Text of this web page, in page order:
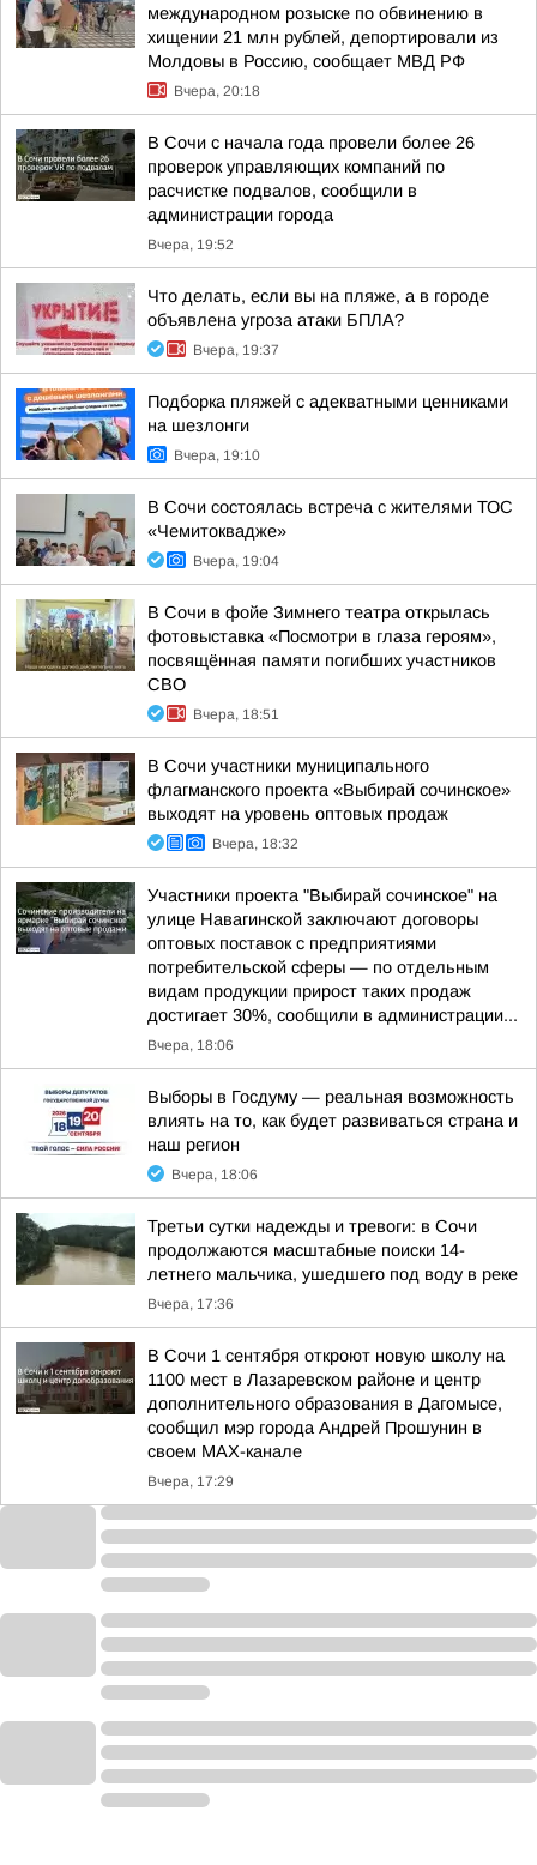
международном розыске по обвинению в
хищении 21 млн рублей, депортировали из
Молдовы в Россию, сообщает МВД РФ
Вчера, 20:18
В Сочи с начала года провели более 26
проверок управляющих компаний по
расчистке подвалов, сообщили в
администрации города
Вчера, 19:52
Что делать, если вы на пляже, а в городе
объявлена угроза атаки БПЛА?
Вчера, 19:37
Подборка пляжей с адекватными ценниками
на шезлонги
Вчера, 19:10
В Сочи состоялась встреча с жителями ТОС
«Чемитоквадже»
Вчера, 19:04
В Сочи в фойе Зимнего театра открылась
фотовыставка «Посмотри в глаза героям»,
посвящённая памяти погибших участников
СВО
Вчера, 18:51
В Сочи участники муниципального
флагманского проекта «Выбирай сочинское»
выходят на уровень оптовых продаж
Вчера, 18:32
Участники проекта "Выбирай сочинское" на
улице Навагинской заключают договоры
оптовых поставок с предприятиями
потребительской сферы — по отдельным
видам продукции прирост таких продаж
достигает 30%, сообщили в администрации...
Вчера, 18:06
Выборы в Госдуму — реальная возможность
влиять на то, как будет развиваться страна и
наш регион
Вчера, 18:06
Третьи сутки надежды и тревоги: в Сочи
продолжаются масштабные поиски 14-
летнего мальчика, ушедшего под воду в реке
Вчера, 17:36
В Сочи 1 сентября откроют новую школу на
1100 мест в Лазаревском районе и центр
дополнительного образования в Дагомысе,
сообщил мэр города Андрей Прошунин в
своем MAX-канале
Вчера, 17:29